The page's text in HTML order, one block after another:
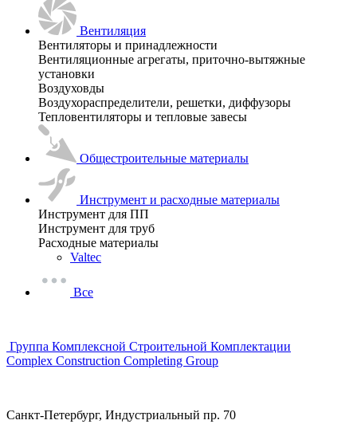
Вентиляция
Вентиляторы и принадлежности
Вентиляционные агрегаты, приточно-вытяжные
установки
Воздуховды
Воздухораспределители, решетки, диффузоры
Тепловентиляторы и тепловые завесы
Общестроительные материалы
Инструмент и расходные материалы
Инструмент для ПП
Инструмент для труб
Расходные материалы
Valtec
Все
Группа Комплексной Строительной Комплектации
Complex Construction Completing Group
Санкт-Петербург, Индустриальный пр. 70